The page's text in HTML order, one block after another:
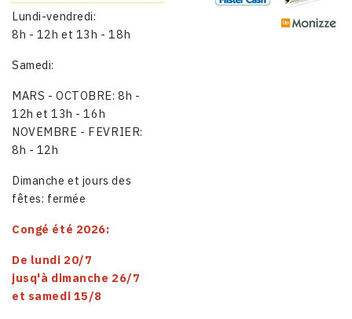
Lundi-vendredi:
8h - 12h et 13h - 18h
Samedi:
MARS - OCTOBRE: 8h -
12h et 13h - 16h
NOVEMBRE - FEVRIER:
8h - 12h
Dimanche et jours des
fêtes: fermée
Congé été 2026:
De lundi 20/7
jusq'à dimanche 26/7
et samedi 15/8